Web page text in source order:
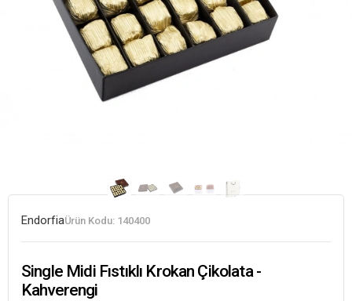
EndorfiaÜrün Kodu: 140400
Single Midi Fıstıklı Krokan Çikolata -
Kahverengi